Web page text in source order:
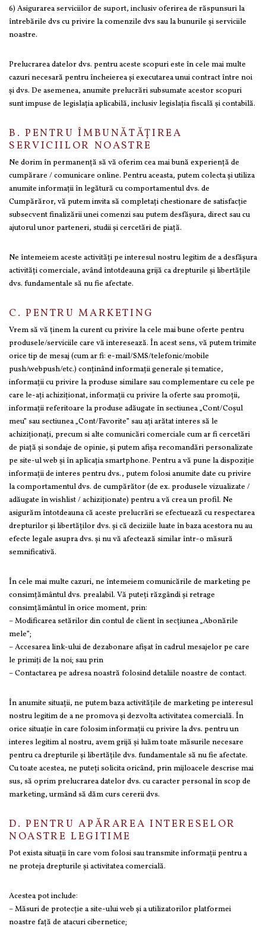
6) Asigurarea serviciilor de suport, inclusiv oferirea de răspunsuri la
întrebările dvs cu privire la comenzile dvs sau la bunurile și serviciile
noastre.
Prelucrarea datelor dvs. pentru aceste scopuri este în cele mai multe
cazuri necesară pentru încheierea și executarea unui contract între noi
și dvs. De asemenea, anumite prelucrări subsumate acestor scopuri
sunt impuse de legislația aplicabilă, inclusiv legislația fiscală și contabilă.
B. PENTRU ÎMBUNĂTĂȚIREA
SERVICIILOR NOASTRE
Ne dorim în permanență să vă oferim cea mai bună experiență de
cumpărare / comunicare online. Pentru aceasta, putem colecta și utiliza
anumite informații în legătură cu comportamentul dvs. de
Cumpărăror, vă putem invita să completați chestionare de satisfacție
subsecvent finalizării unei comenzi sau putem desfășura, direct sau cu
ajutorul unor parteneri, studii și cercetări de piață.
Ne întemeiem aceste activități pe interesul nostru legitim de a desfășura
activități comerciale, având întotdeauna grijă ca drepturile și libertățile
dvs. fundamentale să nu fie afectate.
C. PENTRU MARKETING
Vrem să vă ținem la curent cu privire la cele mai bune oferte pentru
produsele/serviciile care vă interesează. În acest sens, vă putem trimite
orice tip de mesaj (cum ar fi: e-mail/SMS/telefonic/mobile
push/webpush/etc.) conţinând informaţii generale şi tematice,
informaţii cu privire la produse similare sau complementare cu cele pe
care le-aţi achiziţionat, informaţii cu privire la oferte sau promoţii,
informaţii referitoare la produse adăugate în sectiunea „Cont/Coşul
meu” sau sectiunea „Cont/Favorite” sau aţi arătat interes să le
achiziţionaţi, precum si alte comunicări comerciale cum ar fi cercetări
de piaţă şi sondaje de opinie, și putem afișa recomandări personalizate
pe site-ul web și în aplicația smartphone. Pentru a vă pune la dispoziție
informații de interes pentru dvs., putem folosi anumite date cu privire
la comportamentul dvs. de cumpărător (de ex. produsele vizualizate /
adăugate în wishlist / achiziționate) pentru a vă crea un profil. Ne
asigurăm întotdeauna că aceste prelucrări se efectuează cu respectarea
drepturilor și libertăților dvs. și că deciziile luate în baza acestora nu au
efecte legale asupra dvs. și nu vă afectează similar într-o măsură
semnificativă.
În cele mai multe cazuri, ne întemeiem comunicările de marketing pe
consimțământul dvs. prealabil. Vă puteți răzgândi și retrage
consimțământul în orice moment, prin:
– Modificarea setărilor din contul de client în secțiunea „Abonările
mele”;
– Accesarea link-ului de dezabonare afișat în cadrul mesajelor pe care
le primiți de la noi; sau prin
– Contactarea pe adresa noastră folosind detaliile noastre de contact.
În anumite situații, ne putem baza activitățile de marketing pe interesul
nostru legitim de a ne promova și dezvolta activitatea comercială. În
orice situație în care folosim informații cu privire la dvs. pentru un
interes legitim al nostru, avem grijă și luăm toate măsurile necesare
pentru ca drepturile și libertățile dvs. fundamentale să nu fie afectate.
Cu toate acestea, ne puteți solicita oricând, prin mijloacele descrise mai
sus, să oprim prelucrarea datelor dvs. cu caracter personal în scop de
marketing, urmând să dăm curs cererii dvs.
D. PENTRU APĂRAREA INTERESELOR
NOASTRE LEGITIME
Pot exista situații în care vom folosi sau transmite informații pentru a
ne proteja drepturile și activitatea comercială.
Acestea pot include:
– Măsuri de protecție a site-ului web și a utilizatorilor platformei
noastre față de atacuri cibernetice;